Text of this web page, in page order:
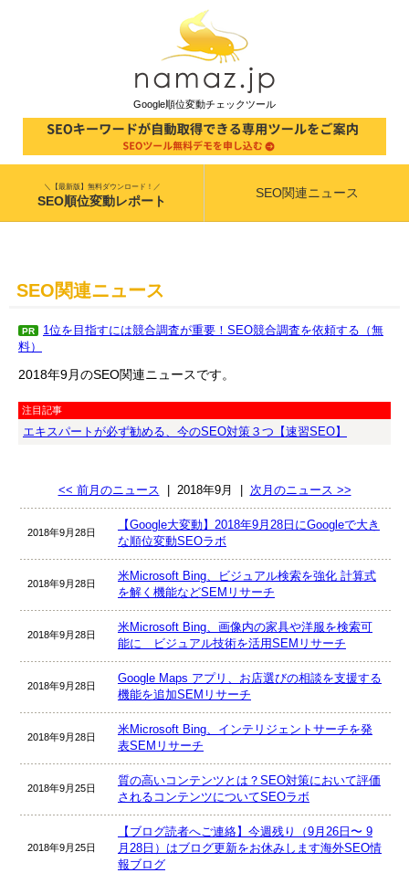
Google順位変動チェックツール
＼【最新版】無料ダウンロード！／
SEO順位変動レポート
SEO関連ニュース
SEO関連ニュース
PR
1位を目指すには競合調査が重要！SEO競合調査を依頼する（無
料）
2018年9月のSEO関連ニュースです。
注目記事
エキスパートが必ず勧める、今のSEO対策３つ【速習SEO】
<< 前月のニュース 2018年9月 次月のニュース >>
2018年9月28日
【Google大変動】2018年9月28日にGoogleで大き
な順位変動SEOラボ
2018年9月28日
米Microsoft Bing、ビジュアル検索を強化 計算式
を解く機能などSEMリサーチ
2018年9月28日
米Microsoft Bing、画像内の家具や洋服を検索可
能に ビジュアル技術を活用SEMリサーチ
2018年9月28日
Google Maps アプリ、お店選びの相談を支援する
機能を追加SEMリサーチ
2018年9月28日
米Microsoft Bing、インテリジェントサーチを発
表SEMリサーチ
2018年9月25日
質の高いコンテンツとは？SEO対策において評価
されるコンテンツについてSEOラボ
2018年9月25日
【ブログ読者へご連絡】今週残り（9月26日〜 9
月28日）はブログ更新をお休みします海外SEO情
報ブログ